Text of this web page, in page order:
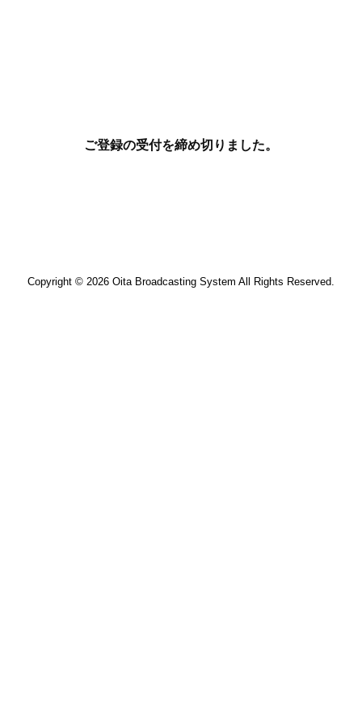
ご登録の受付を締め切りました。
Copyright © 2026 Oita Broadcasting System All Rights Reserved.